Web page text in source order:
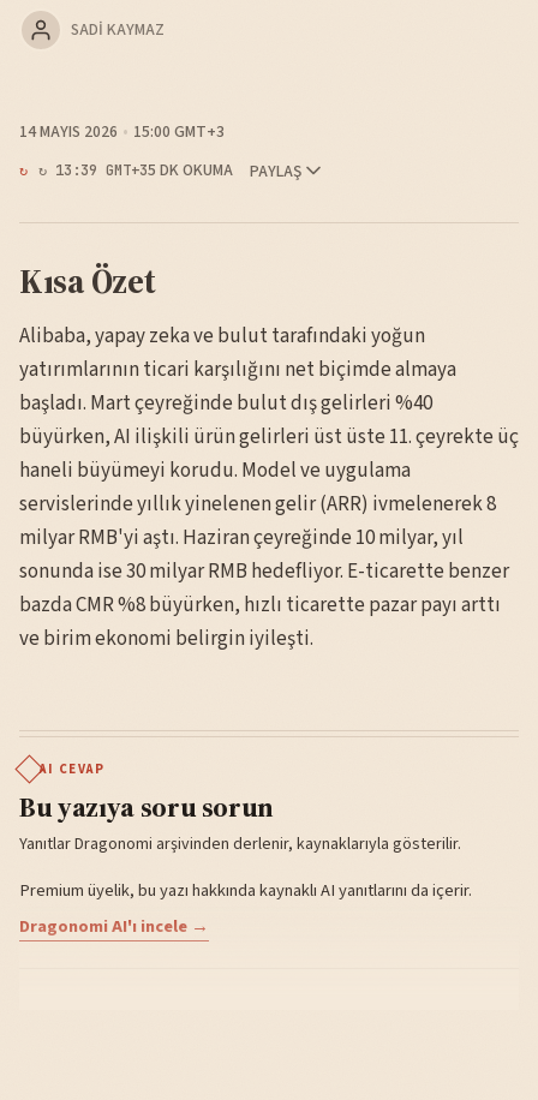
SADI KAYMAZ
14 MAYIS 2026 15:00 GMT+3
↻ 13:39 GMT+35 DK OKUMA PAYLAŞ
Kısa Özet
Alibaba, yapay zeka ve bulut tarafındaki yoğun
yatırımlarının ticari karşılığını net biçimde almaya
başladı. Mart çeyreğinde bulut dış gelirleri %40
büyürken, AI ilişkili ürün gelirleri üst üste 11. çeyrekte üç
haneli büyümeyi korudu. Model ve uygulama
servislerinde yıllık yinelenen gelir (ARR) ivmelenerek 8
milyar RMB'yi aştı. Haziran çeyreğinde 10 milyar, yıl
sonunda ise 30 milyar RMB hedefliyor. E-ticarette benzer
bazda CMR %8 büyürken, hızlı ticarette pazar payı arttı
ve birim ekonomi belirgin iyileşti.
AI CEVAP
Bu yazıya soru sorun
Yanıtlar Dragonomi arşivinden derlenir, kaynaklarıyla gösterilir.
Premium üyelik, bu yazı hakkında kaynaklı AI yanıtlarını da içerir.
Dragonomi AI'ı incele →